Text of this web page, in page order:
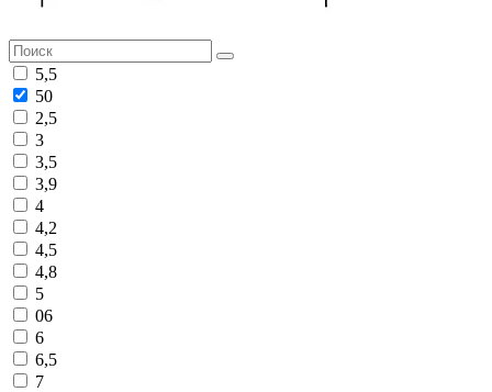
5,5
50
2,5
3
3,5
3,9
4
4,2
4,5
4,8
5
06
6
6,5
7